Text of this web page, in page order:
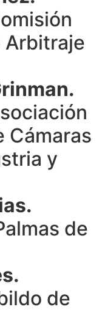
Arbitraje
Cámaras
y
de
de